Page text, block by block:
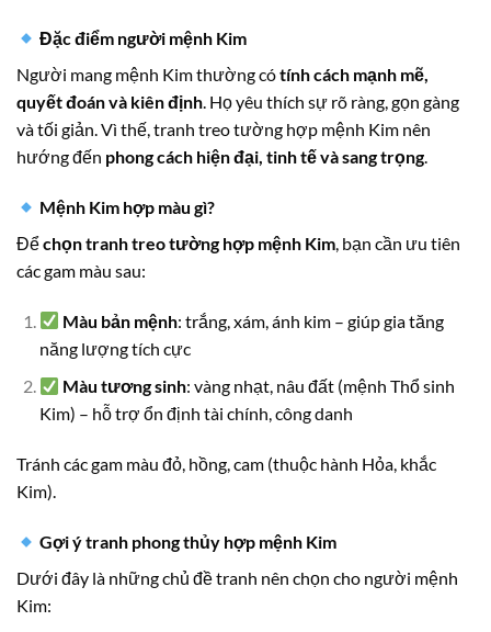
Đặc điểm người mệnh Kim
Người mang mệnh Kim thường cótính cách mạnh mẽ,
quyết đoán và kiên định. Họ yêu thích sự rõ ràng, gọn gàng
và tối giản. Vì thế, tranh treo tường hợp mệnh Kim nên
hướng đến phong cách hiện đại, tinh tế và sang trọng.
Mệnh Kim hợp màu gì?
Đểchọn tranh treo tường hợp mệnh Kim, bạn cần ưu tiên
các gam màu sau:
Màu bản mệnh: trắng, xám, ánh kim – giúp gia tăng
năng lượng tích cực
Màu tương sinh: vàng nhạt, nâu đất (mệnh Thổ sinh
Kim) – hỗ trợ ổn định tài chính, công danh
Tránh các gam màu đỏ, hồng, cam (thuộc hành Hỏa, khắc
Kim).
Gợi ý tranh phong thủy hợp mệnh Kim
Dưới đây là những chủ đề tranh nên chọn cho người mệnh
Kim: